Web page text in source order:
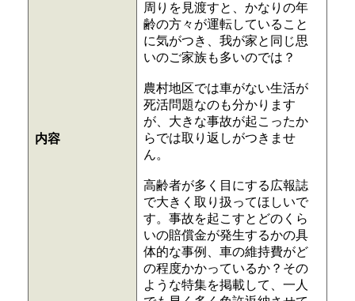
内容
周りを見渡すと、かなりの年
齢の方々が運転していること
に気がつき、我が家と同じ思
いのご家族も多いのでは？
農村地区では車がない生活が
死活問題なのも分かります
が、大きな事故が起こったか
らでは取り返しがつきませ
ん。
高齢者が多く目にする広報誌
で大きく取り扱ってほしいで
す。事故を起こすとどのくら
いの賠償金が発生するかの具
体的な事例、車の維持費がど
の程度かかっているか？その
ような特集を掲載して、一人